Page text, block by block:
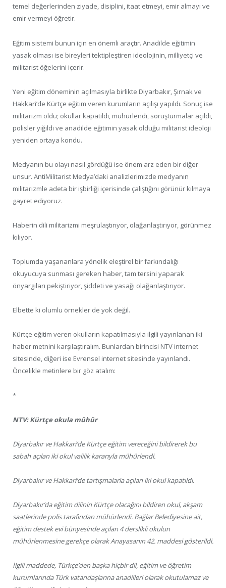
temel değerlerinden ziyade, disiplini, itaat etmeyi, emir almayı ve
emir vermeyi öğretir.
Eğitim sistemi bunun için en önemli araçtır. Anadilde eğitimin
yasak olması ise bireyleri tektipleştiren ideolojinin, milliyetçi ve
militarist öğelerini içerir.
Yeni eğitim döneminin açılmasıyla birlikte Diyarbakır, Şırnak ve
Hakkari’de Kürtçe eğitim veren kurumların açılışı yapıldı. Sonuç ise
militarizm oldu; okullar kapatıldı, mühürlendi, soruşturmalar açıldı,
polisler yığıldı ve anadilde eğitimin yasak olduğu militarist ideoloji
yeniden ortaya kondu.
Medyanın bu olayı nasıl gördüğü ise önem arz eden bir diğer
unsur. AntiMilitarist Medya’daki analizlerimizde medyanın
militarizmle adeta bir işbirliği içerisinde çalıştığını görünür kılmaya
gayret ediyoruz.
Haberin dili militarizmi meşrulaştırıyor, olağanlaştırıyor, görünmez
kılıyor.
Toplumda yaşananlara yönelik eleştirel bir farkındalığı
okuyucuya sunması gereken haber, tam tersini yaparak
önyargıları pekiştiriyor, şiddeti ve yasağı olağanlaştırıyor.
Elbette ki olumlu örnekler de yok değil.
Kürtçe eğitim veren okulların kapatılmasıyla ilgili yayınlanan iki
haber metnini karşılaştıralım. Bunlardan birincisi NTV internet
sitesinde, diğeri ise Evrensel internet sitesinde yayınlandı.
Öncelikle metinlere bir göz atalım:
*
NTV: Kürtçe okula mühür
Diyarbakır ve Hakkari’de Kürtçe eğitim vereceğini bildirerek bu
sabah açılan iki okul valilik kararıyla mühürlendi.
Diyarbakır ve Hakkari’de tartışmalarla açılan iki okul kapatıldı.
Diyarbakır’da eğitim dilinin Kürtçe olacağını bildiren okul, akşam
saatlerinde polis tarafından mühürlendi. Bağlar Belediyesine ait,
eğitim destek evi bünyesinde açılan 4 derslikli okulun
mühürlenmesine gerekçe olarak Anayasanın 42. maddesi gösterildi.
İlgili maddede, Türkçe’den başka hiçbir dil, eğitim ve öğretim
kurumlarında Türk vatandaşlarına anadilleri olarak okutulamaz ve